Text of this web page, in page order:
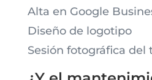
Alta en Google
Diseño de logotipo
Sesión fotográfica del